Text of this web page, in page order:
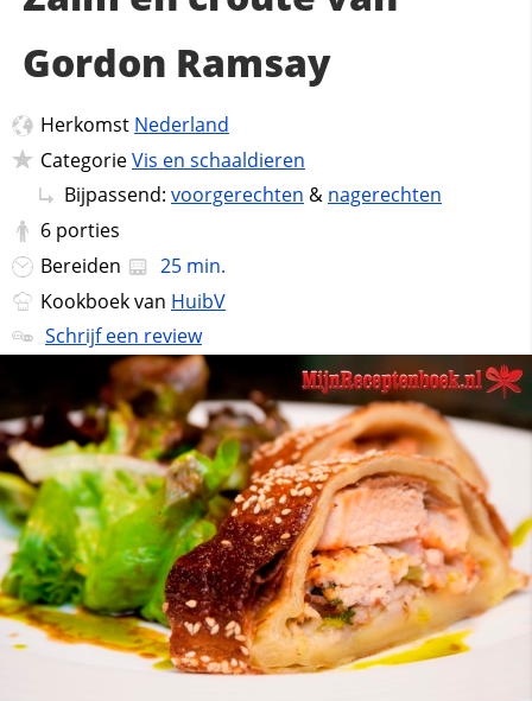
Gordon Ramsay
Herkomst Nederland
CategorieVis en schaaldieren
Bijpassend: voorgerechten & nagerechten
6 porties
Bereiden
25 min.
Kookboek van HuibV
Schrijf een review